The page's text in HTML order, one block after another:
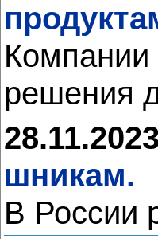
Компании
решения
28.11.2023
шникам.
В России